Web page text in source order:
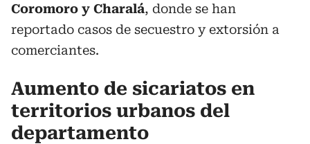
Coromoro y Charalá, donde se han
reportado casos de secuestro y extorsión a
comerciantes.
Aumento de sicariatos en
territorios urbanos del
departamento